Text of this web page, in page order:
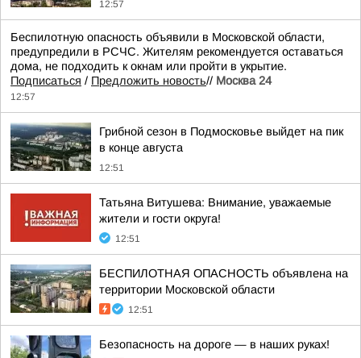
12:57
Беспилотную опасность объявили в Московской области,
предупредили в РСЧС. Жителям рекомендуется оставаться
дома, не подходить к окнам или пройти в укрытие.
Подписаться / Предложить новость// Москва 24
12:57
Грибной сезон в Подмосковье выйдет на пик
в конце августа
12:51
Татьяна Витушева: Внимание, уважаемые
жители и гости округа!
12:51
БЕСПИЛОТНАЯ ОПАСНОСТЬ объявлена на
территории Московской области
12:51
Безопасность на дороге — в наших руках!